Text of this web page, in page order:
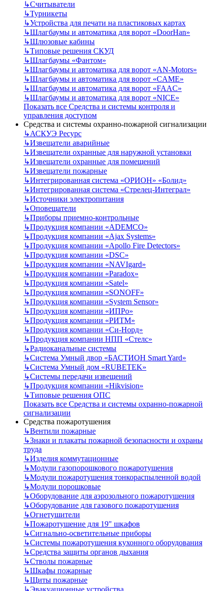
↳Считыватели
↳Турникеты
↳Устройства для печати на пластиковых картах
↳Шлагбаумы и автоматика для ворот «DoorHan»
↳Шлюзовые кабины
↳Типовые решения СКУД
↳Шлагбаумы «Фантом»
↳Шлагбаумы и автоматика для ворот «AN-Motors»
↳Шлагбаумы и автоматика для ворот «CAME»
↳Шлагбаумы и автоматика для ворот «FAAC»
↳Шлагбаумы и автоматика для ворот «NICE»
Показать все Средства и системы контроля и
управления доступом
Средства и системы охранно-пожарной сигнализации
↳АСКУЭ Ресурс
↳Извещатели аварийные
↳Извещатели охранные для наружной установки
↳Извещатели охранные для помещений
↳Извещатели пожарные
↳Интегрированная система «ОРИОН» «Болид»
↳Интегрированная система «Стрелец-Интеграл»
↳Источники электропитания
↳Оповещатели
↳Приборы приемно-контрольные
↳Продукция компании «ADEMCO»
↳Продукция компании «Ajax Systems»
↳Продукция компании «Apollo Fire Detectors»
↳Продукция компании «DSC»
↳Продукция компании «NAVIgard»
↳Продукция компании «Paradox»
↳Продукция компании «Satel»
↳Продукция компании «SONOFF»
↳Продукция компании «System Sensor»
↳Продукция компании «ИПРо»
↳Продукция компании «РИТМ»
↳Продукция компании «Си-Норд»
↳Продукция компании НПП «Стелс»
↳Радиоканальные системы
↳Система Умный двор «БАСТИОН Smart Yard»
↳Система Умный дом «RUBETEK»
↳Системы передачи извещений
↳Продукция компании «Hikvision»
↳Типовые решения ОПС
Показать все Средства и системы охранно-пожарной
сигнализации
Средства пожаротушения
↳Вентили пожарные
↳Знаки и плакаты пожарной безопасности и охраны
труда
↳Изделия коммутационные
↳Модули газопорошкового пожаротушения
↳Модули пожаротушения тонкораспыленной водой
↳Модули порошковые
↳Оборудование для аэрозольного пожаротушения
↳Оборудование для газового пожаротушения
↳Огнетушители
↳Пожаротушение для 19" шкафов
↳Сигнально-осветительные приборы
↳Системы пожаротушения кухонного оборудования
↳Средства защиты органов дыхания
↳Стволы пожарные
↳Шкафы пожарные
↳Щиты пожарные
↳Эвакуационные устройства